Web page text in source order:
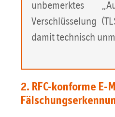
unbemerktes
Verschlüsselung
damit technisch
2. RFC-konforme E-